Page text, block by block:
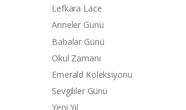
Lefkara Lace
Anneler Günü
Babalar Günü
Okul Zamanı
Emerald Koleksiyonu
Sevgililer Günü
Yeni Yıl